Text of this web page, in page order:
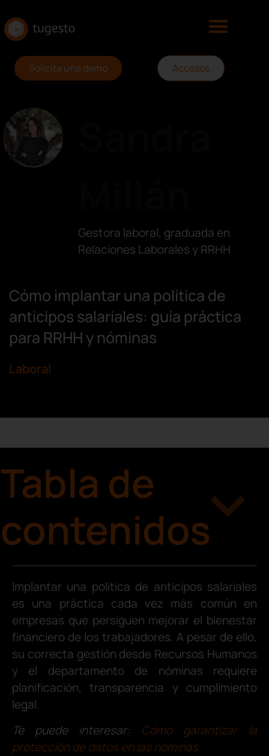
Solicita una demo Accesos
Gestora laboral, graduada en
Relaciones Laborales y RRHH
Cómo implantar una política de
anticipos salariales: guía práctica
para RRHH y nóminas
Laboral
Tabla de
contenidos
Implantar una política de anticipos salariales
es una práctica cada vez más común en
empresas que persiguen mejorar el bienestar
financiero de los trabajadores. A pesar de ello,
su correcta gestión desde Recursos Humanos
y el departamento de nóminas requiere
planificación, transparencia y cumplimiento
legal.
Te puede interesar: Cómo garantizar la
protección de datos en las nóminas